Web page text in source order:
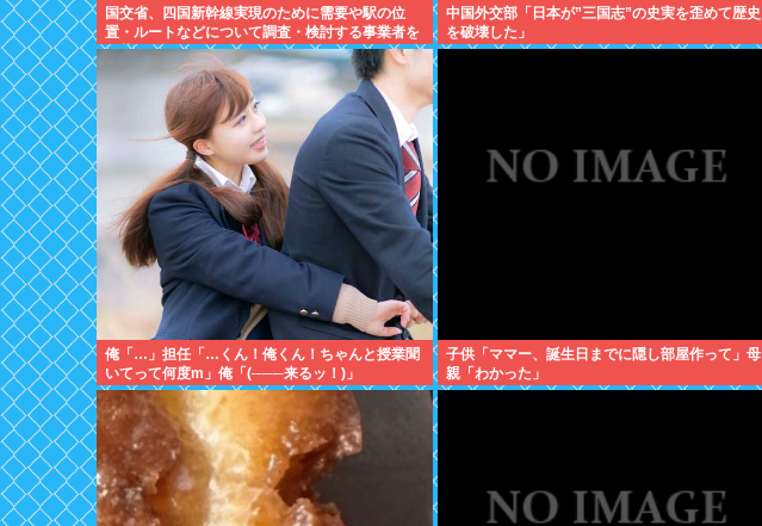
国交省、四国新幹線実現のために需要や駅の位
置・ルートなどについて調査・検討する事業者を
公募開始
中国外交部「日本が”三国志”の史実を歪めて歴史
を破壊した」
俺「…」担任「…くん！俺くん！ちゃんと授業聞
いてって何度m」俺「(───来るッ！)」
子供「ママー、誕生日までに隠し部屋作って」母
親「わかった」